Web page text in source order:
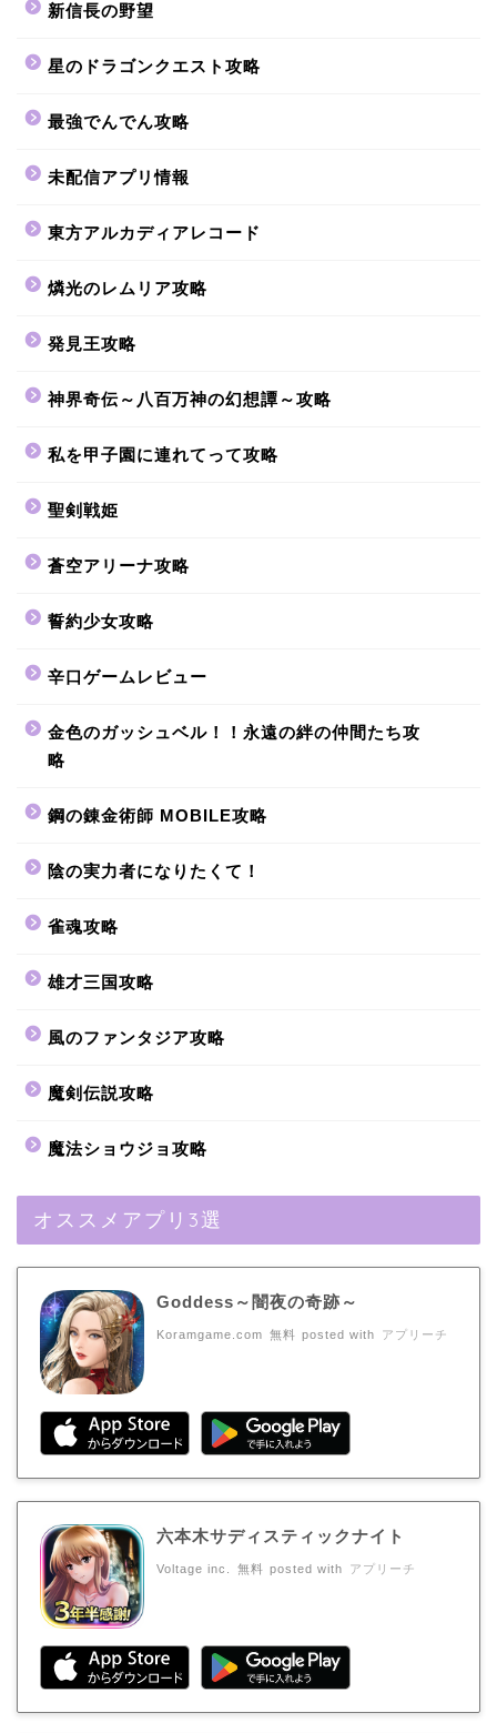
新信長の野望
星のドラゴンクエスト攻略
最強でんでん攻略
未配信アプリ情報
東方アルカディアレコード
燐光のレムリア攻略
発見王攻略
神界奇伝～八百万神の幻想譚～攻略
私を甲子園に連れてって攻略
聖剣戦姫
蒼空アリーナ攻略
誓約少女攻略
辛口ゲームレビュー
金色のガッシュベル！！永遠の絆の仲間たち攻
略
鋼の錬金術師 MOBILE攻略
陰の実力者になりたくて！
雀魂攻略
雄才三国攻略
風のファンタジア攻略
魔剣伝説攻略
魔法ショウジョ攻略
オススメアプリ3選
Goddess～闇夜の奇跡～
Koramgame.com 無料 posted with アプリーチ
六本木サディスティックナイト
Voltage inc. 無料 posted with アプリーチ